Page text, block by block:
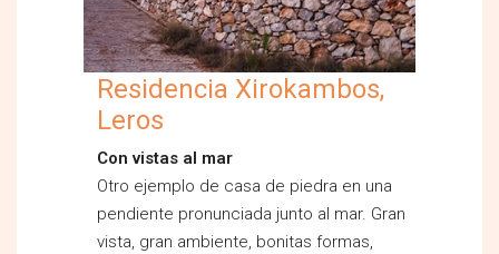
Residencia Xirokambos,
Leros
Con vistas al mar
Otro ejemplo de casa de piedra en una
pendiente pronunciada junto al mar. Gran
vista, gran ambiente, bonitas formas,